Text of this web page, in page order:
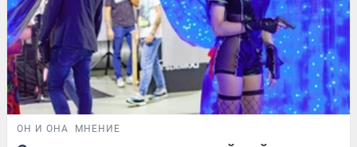
ОН И ОНА МНЕНИЕ